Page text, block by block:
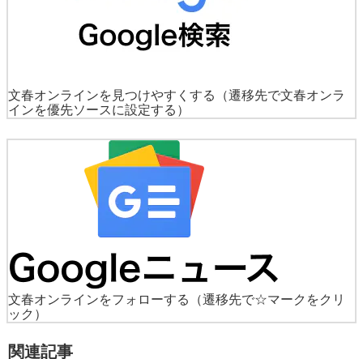
文春オンラインを見つけやすくする
（遷移先で文春オンラ
インを優先ソースに設定する）
文春オンラインをフォローする
（遷移先で☆マークをクリ
ック）
関連記事